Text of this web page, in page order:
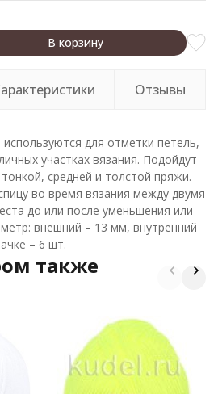
В корзину
Отзывы
для отметки петель,
участках вязания. Подойдут
средней и толстой пряжи.
во время вязания между двумя
до или после уменьшения или
внешний – 13 мм, внутренний
– 6 шт.
также